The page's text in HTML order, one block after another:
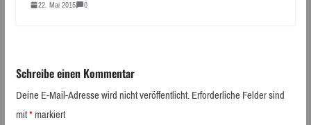
22. Mai 2015 0
Schreibe einen Kommentar
Deine E-Mail-Adresse wird nicht veröffentlicht.Erforderliche Felder sind
mit*markiert